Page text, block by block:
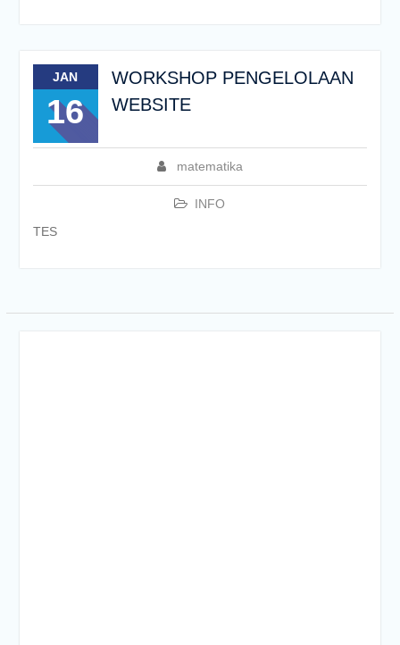
JAN
16
WORKSHOP PENGELOLAAN
WEBSITE
matematika
INFO
TES